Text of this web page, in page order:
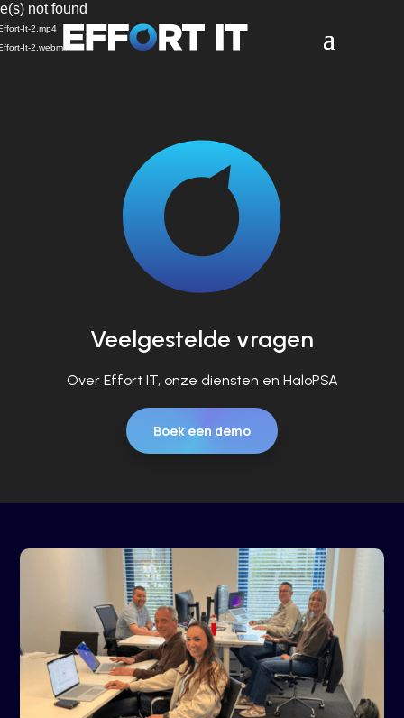
Videospeler
not found
It-2.mp4
It-2.webm
Veelgestelde vragen
Over Effort IT, onze diensten en HaloPSA
Boek een demo